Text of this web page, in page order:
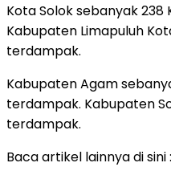
Kota Solok sebanyak 238
Kabupaten Limapuluh
terdampak.
Kabupaten Agam
terdampak. Kabupaten
terdampak.
Baca artikel lainnya di sini :